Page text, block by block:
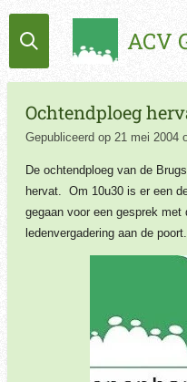
Ga
direct
de
hoofdinhoud
ACV
Ochtendploeg
Gepubliceerd op 21 mei 2004
De ochtendploeg van de
hervat. Om 10u30 is er een
gegaan voor een gesprek
ledenvergadering aan de poort.